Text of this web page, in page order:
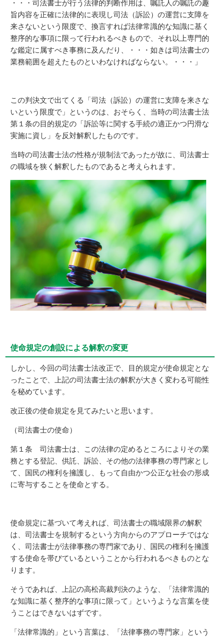
・・・司法書士が行う法律的判断作用は、嘱託人の嘱託の趣
旨内容を正確に法律的に表現し司法（訴訟）の運営に支障を
来さないという限度で、換言すれば法律常識的な知識に基く
整序的な事項に限って行われるべきもので、それ以上専門的
な鑑定に属すべき事務に及んだり、・・・如きは司法書士の
業務範囲を超えたものといわなければならない。・・・」
この判決文で出てくる「司法（訴訟）の運営に支障を来さな
いという限度で」というのは、おそらく、当時の司法書士法
第１条の目的規定の「訴訟等に関する手続の適正かつ円滑な
実施に資し」を反対解釈したものです。
当時の司法書士法の性格が規制法であったが故に、司法書士
の職域を狭く解釈したものであると考えられます。
使命規定の創設による解釈の変更
しかし、今回の司法書士法改正で、目的規定が使命規定とな
ったことで、上記の司法書士法の解釈が大きく変わる可能性
を秘めています。
改正後の使命規定を見てみたいと思います。
（司法書士の使命）
第１条 司法書士は、この法律の定めるところによりその業
務とする登記、供託、訴訟、その他の法律事務の専門家とし
て、国民の権利を擁護し、もって自由かつ公正な社会の形成
に寄与することを使命とする。
使命規定に基づいて考えれば、司法書士の職域限界の解釈
は、司法書士を規制するという方向からのアプローチではな
く、司法書士が法律事務の専門家であり、国民の権利を擁護
する使命を帯びているということから行われるべきものとな
ります。
そうであれば、上記の高松高裁判決のような、「法律常識的
な知識に基く整序的な事項に限って」というような言葉を使
うことはできないはずです。
「法律常識的」という言葉は、「法律事務の専門家」という